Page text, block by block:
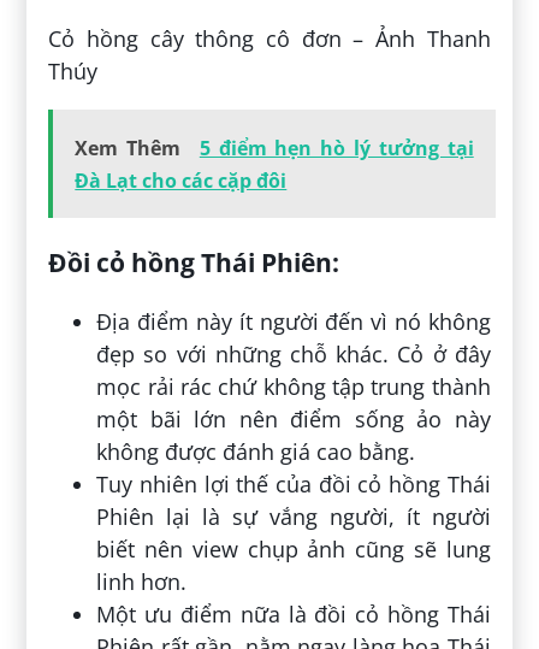
Cỏ hồng cây thông cô đơn – Ảnh Thanh
Thúy
Xem Thêm
5 điểm hẹn hò lý tưởng tại
Đà Lạt cho các cặp đôi
Đồi cỏ hồng Thái Phiên:
Địa điểm này ít người đến vì nó không
đẹp so với những chỗ khác. Cỏ ở đây
mọc rải rác chứ không tập trung thành
một bãi lớn nên điểm sống ảo này
không được đánh giá cao bằng.
Tuy nhiên lợi thế của đồi cỏ hồng Thái
Phiên lại là sự vắng người, ít người
biết nên view chụp ảnh cũng sẽ lung
linh hơn.
Một ưu điểm nữa là đồi cỏ hồng Thái